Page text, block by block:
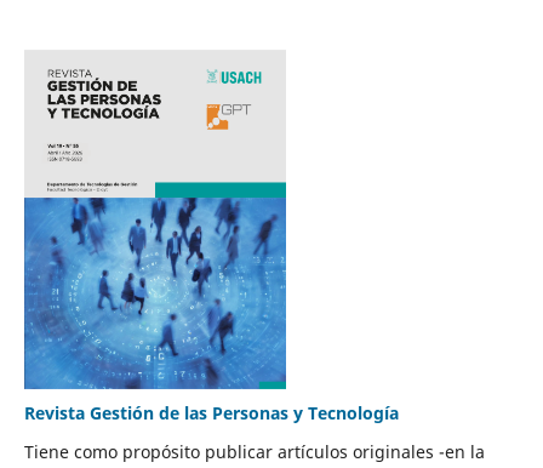
Revista Gestión de las Personas y Tecnología
Tiene como propósito publicar artículos originales -en la